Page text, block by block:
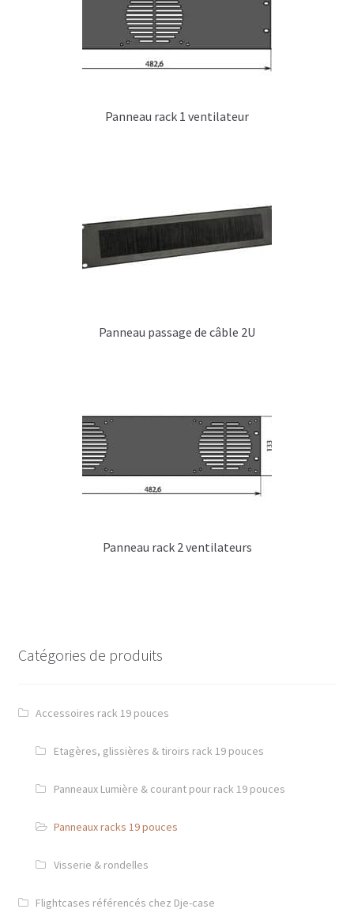
C – Poignées flightcases
I – Tiroirs, plateaux, glissières pour
flightcases
K- Trappe accès flightcases
Accessoires 19 pouces
Etagère, glissières & tiroir rack 19 pouces
Panneaux racks 19 pouces
Support
Panneau rack 1 ventilateur
Panneau passage de câble 2U
Panneau rack 2 ventilateurs
Catégories de produits
Accessoires rack 19 pouces
Etagères, glissières & tiroirs rack 19 pouces
Panneaux Lumière & courant pour rack 19 pouces
Panneaux racks 19 pouces
Visserie & rondelles
Flightcases référencés chez Dje-case